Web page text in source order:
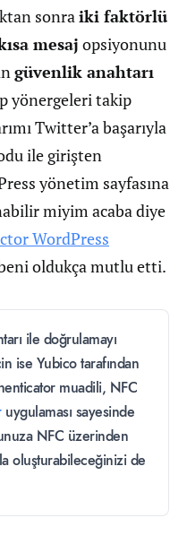
sonra iki faktörlü
mesaj opsiyonunu
güvenlik anahtarı
yönergeleri takip
Twitter’a başarıyla
ile girişten
yönetim sayfasına
miyim acaba diye
WordPress
oldukça mutlu etti.
ile doğrulamayı
ise Yubico tarafından
muadili, NFC
uygulaması sayesinde
NFC üzerinden
oluşturabileceğinizi de